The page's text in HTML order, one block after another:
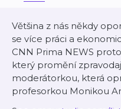
Většina z nás někdy
se více práci a
CNN Prima NEWS
který promění
moderátorkou, která
profesorkou Monikou